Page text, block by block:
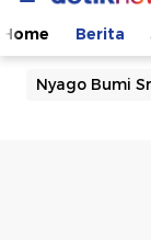
Home Berita
Nyago Bumi